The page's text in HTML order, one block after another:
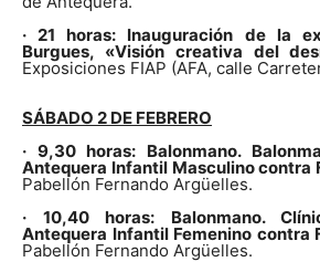
· 21 horas: Inauguración de la
Burgues, «Visión creativa del
Exposiciones FIAP (AFA, calle
SÁBADO 2 DE FEBRERO
· 9,30 horas: Balonmano.
Antequera Infantil Masculino contra
Pabellón Fernando Argüelles.
· 10,40 horas: Balonmano.
Antequera Infantil Femenino contra
Pabellón Fernando Argüelles.